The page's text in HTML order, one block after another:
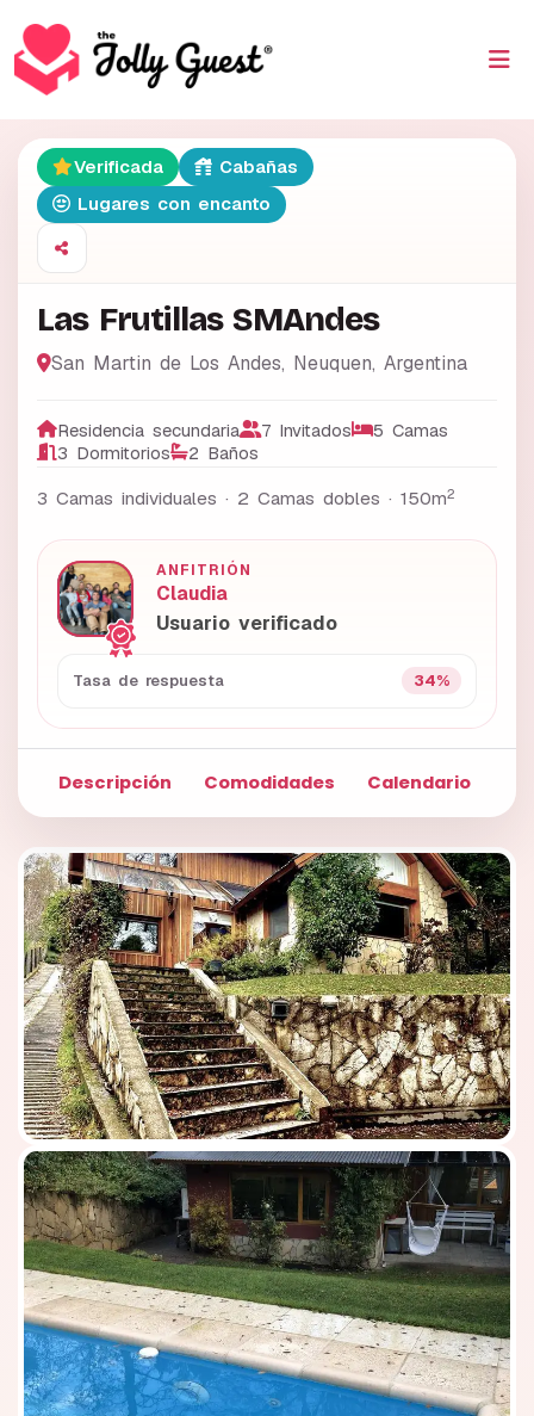
Verificada
Cabañas
Lugares con encanto
Las Frutillas SMAndes
San Martin de Los Andes, Neuquen, Argentina
Residencia secundaria 7 Invitados
5 Camas
3 Dormitorios
2 Baños
3 Camas individuales · 2 Camas dobles · 150m2
ANFITRIÓN
Claudia
Usuario verificado
Tasa de respuesta 34%
Descripción Comodidades Calendario